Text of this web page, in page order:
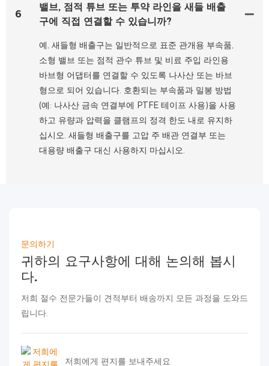
6
밸브, 점적 튜브 또는 투약 라인을 새들 배출
구에 직접 연결할 수 있습니까?
예, 새들형 배출구는 일반적으로 표준 관개용 부속품,
소형 밸브 또는 점적 관수 튜브 및 비료 주입 라인용
바브형 어댑터를 연결할 수 있도록 나사산 또는 바브
형으로 되어 있습니다. 호환되는 부속품과 밀봉 방법
(예: 나사산 금속 연결부에 PTFE 테이프 사용)을 사용
하고 유량과 압력을 클램프의 정격 한도 내로 유지하
십시오. 새들형 배출구를 고압 주 배관 연결부 또는
대용량 배출구 대신 사용하지 마십시오.
문의하기
귀하의 요구사항에 대해 논의해 봅시
다.
저희 절수 전문가들이 견적부터 배송까지 모든 과정을 도와드
립니다.
저희에게 편지를 보내주세요